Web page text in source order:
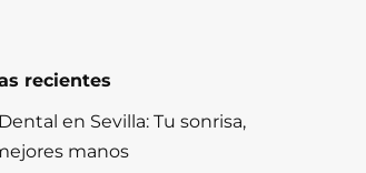
recientes
en Sevilla: Tu sonrisa,
manos